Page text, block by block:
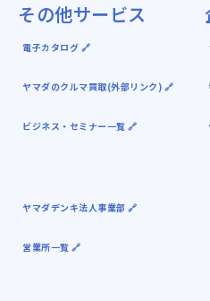
その他サービス
電子カタログ 🔗
ヤマダのクルマ買取(外部リンク) 🔗
ビジネス・セミナー一覧 🔗
ヤマダデンキ法人事業部 🔗
営業所一覧 🔗